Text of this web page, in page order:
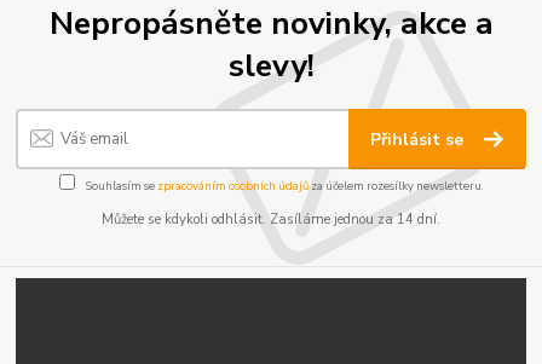
Nepropásněte novinky, akce a
slevy!
Přihlásit se
Souhlasím se zpracováním osobních údajůza účelem rozesílky newsletteru.
Můžete se kdykoli odhlásit. Zasíláme jednou za 14 dní.